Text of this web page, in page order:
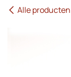
Alle producten